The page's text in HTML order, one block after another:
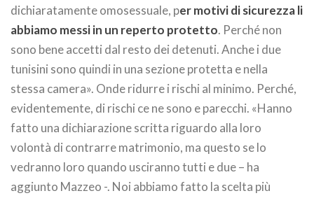
dichiaratamente omosessuale, per motivi di sicurezza li
abbiamo messi in un reperto protetto. Perché non
sono bene accetti dal resto dei detenuti. Anche i due
tunisini sono quindi in una sezione protetta e nella
stessa camera». Onde ridurre i rischi al minimo. Perché,
evidentemente, di rischi ce ne sono e parecchi. «Hanno
fatto una dichiarazione scritta riguardo alla loro
volontà di contrarre matrimonio, ma questo se lo
vedranno loro quando usciranno tutti e due – ha
aggiunto Mazzeo -. Noi abbiamo fatto la scelta più